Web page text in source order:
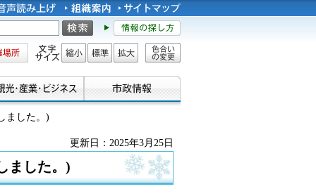
文字サイズ
縮小 標準 拡大
色合い
ました。)
更新日：2025年3月25日
ました。)